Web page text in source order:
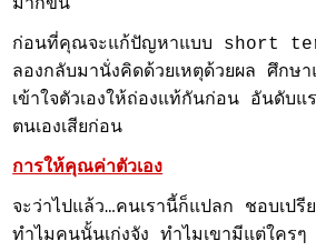
มากขึ้น
ก่อนที่คุณจะแก้ปัญหาแบบ short
ลองกลับมานั่งคิดด้วยเหตุด้วยผล ศึกษ
เข้าใจตัวเองให้ถ่องแท้กันก่อน อันดับ
ตนเองเสียก่อน
การให้คุณค่าตัวเอง
จะว่าไปแล้ว…คนเรานี้ก็แปลก ชอบเปรี
ทำไมคนนั้นเก่งจัง ทำไมเขามีแต่ใคร